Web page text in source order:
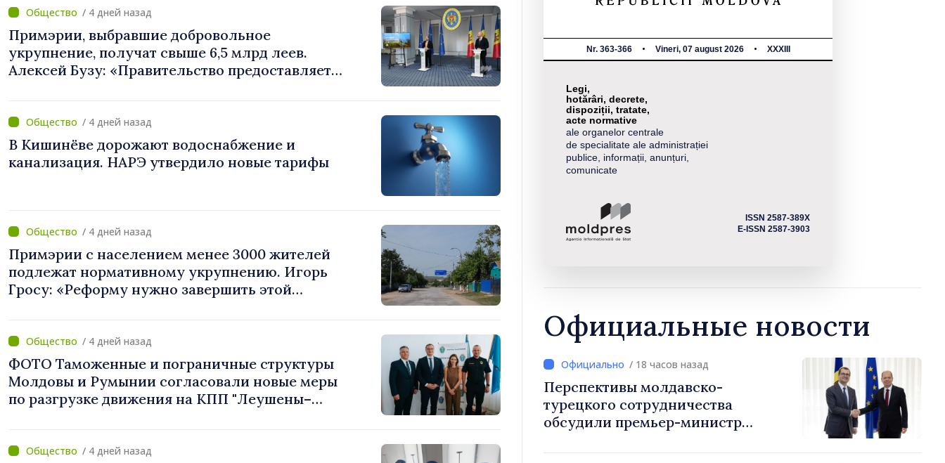
/ 4 дней назад
Примэрии, выбравшие добровольное
укрупнение, получат свыше 6,5 млрд леев.
Алексей Бузу: «Правительство предоставляет
инвестиционный пакет»
/ 4 дней назад
В Кишинёве дорожают водоснабжение и
канализация. НАРЭ утвердило новые тарифы
/ 4 дней назад
Примэрии с населением менее 3000 жителей
подлежат нормативному укрупнению. Игорь
Гросу: «Реформу нужно завершить этой
/ 4 дней назад
ФОТО Таможенные и пограничные структуры
Молдовы и Румынии согласовали новые меры
по разгрузке движения на КПП "Леушены–
/ 4 дней назад
Nr. 363-366 Vineri, 07 august 2026 XXXIII
Legi,
hotărâri, decrete,
dispoziții, tratate,
acte normative
ale organelor centrale
de specialitate ale administrației
publice, informații, anunțuri,
comunicate
ISSN 2587-389X
E-ISSN 2587-3903
Официальные новости
/ 18 часов назад
Перспективы молдавско-
турецкого сотрудничества
обсудили премьер-министр